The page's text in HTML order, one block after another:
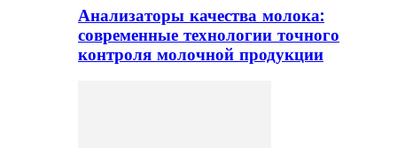
Анализаторы качества молока:
современные технологии точного
контроля молочной продукции